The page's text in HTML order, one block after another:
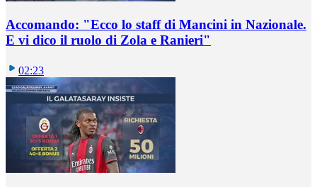
Accomando: "Ecco lo staff di Mancini in Nazionale.
E vi dico il ruolo di Zola e Ranieri"
02:23